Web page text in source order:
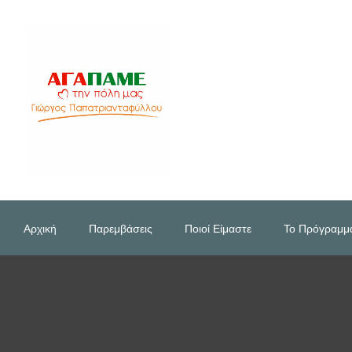
Αρχική Παρεμβάσεις Ποιοί Είμαστε Το